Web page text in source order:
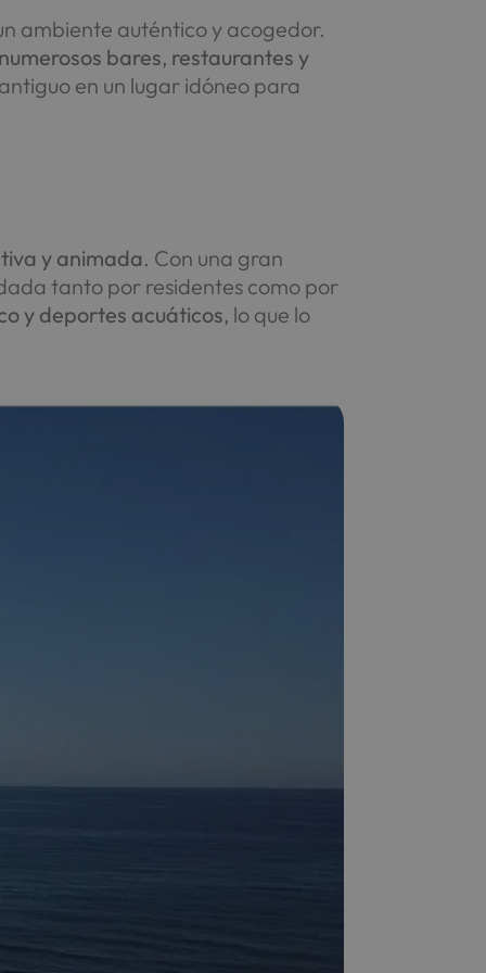
ambiente auténtico y acogedor.
bares, restaurantes y
en un lugar idóneo para
y animada. Con una gran
tanto por residentes como por
y deportes acuáticos, lo que lo